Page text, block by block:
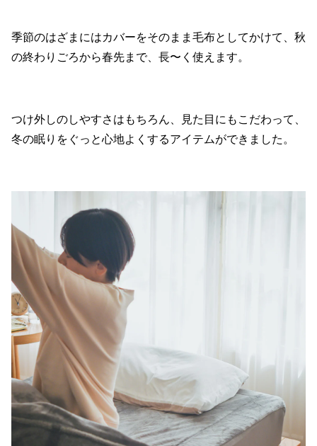
季節のはざまにはカバーをそのまま毛布としてかけて、秋
の終わりごろから春先まで、長〜く使えます。
つけ外しのしやすさはもちろん、見た目にもこだわって、
冬の眠りをぐっと心地よくするアイテムができました。